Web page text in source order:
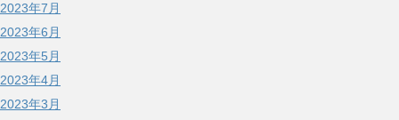
2023年7月
2023年6月
2023年5月
2023年4月
2023年3月